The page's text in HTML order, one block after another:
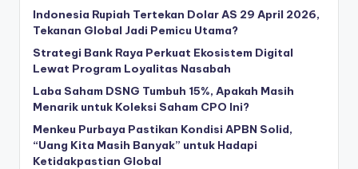
Indonesia Rupiah Tertekan Dolar AS 29 April 2026,
Tekanan Global Jadi Pemicu Utama?
Strategi Bank Raya Perkuat Ekosistem Digital
Lewat Program Loyalitas Nasabah
Laba Saham DSNG Tumbuh 15%, Apakah Masih
Menarik untuk Koleksi Saham CPO Ini?
Menkeu Purbaya Pastikan Kondisi APBN Solid,
“Uang Kita Masih Banyak” untuk Hadapi
Ketidakpastian Global